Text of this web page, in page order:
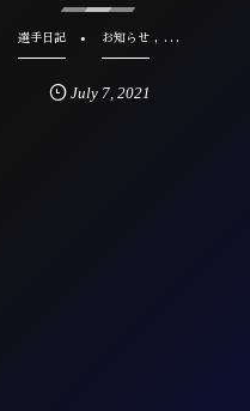
選手日記 お知らせ, …
July 7,2021